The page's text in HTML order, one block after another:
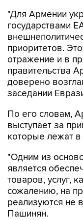
"Для Армении
государствами
приоритетов.
отражение и в
правительства
доверено
заседании
По его словам,
выступает за
которые лежат
"Одним из
является
товаров, услуг,
сожалению, на
реализуются не
Пашинян.